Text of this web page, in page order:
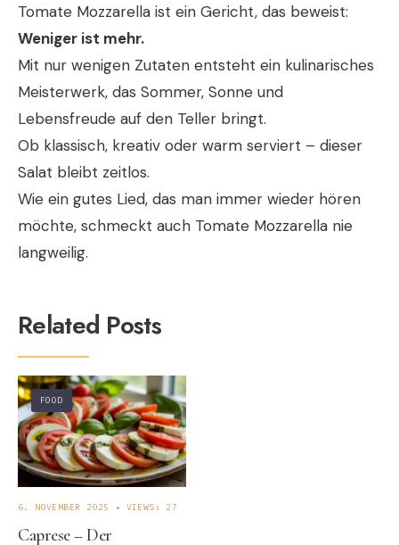
Tomate Mozzarella ist ein Gericht, das beweist:
Weniger ist mehr.
Mit nur wenigen Zutaten entsteht ein kulinarisches
Meisterwerk, das Sommer, Sonne und
Lebensfreude auf den Teller bringt.
Ob klassisch, kreativ oder warm serviert – dieser
Salat bleibt zeitlos.
Wie ein gutes Lied, das man immer wieder hören
möchte, schmeckt auch Tomate Mozzarella nie
langweilig.
Related Posts
FOOD
6. NOVEMBER 2025 • VIEWS: 27
Caprese – Der